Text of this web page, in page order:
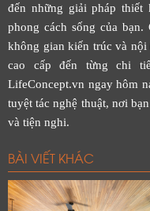
đến những giải pháp
phong cách sống của
không gian kiến trúc và
cao cấp đến từng chi
LifeConcept.vn ngay hôm
tuyệt tác nghệ thuật, nơi
và tiện nghi.
BÀI VIẾT KHÁC